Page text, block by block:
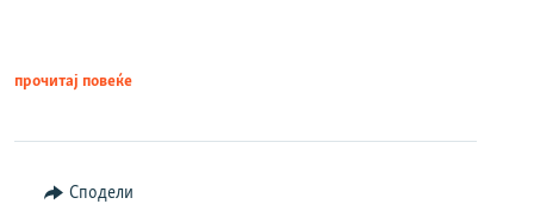
прочитај повеќе
Сподели